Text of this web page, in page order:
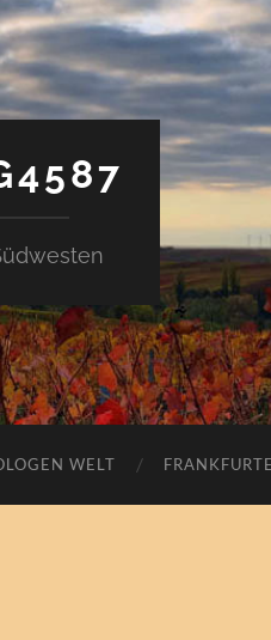
WELT